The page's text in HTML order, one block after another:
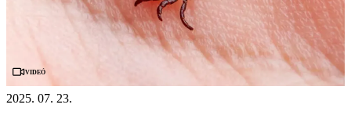
Videó
2025. 07. 23.